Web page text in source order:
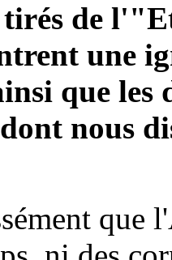
de
une
que les
nous
que